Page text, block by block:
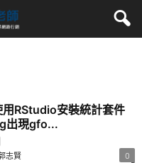
RStudio安裝統計套件
出現gfo...
志賢 0